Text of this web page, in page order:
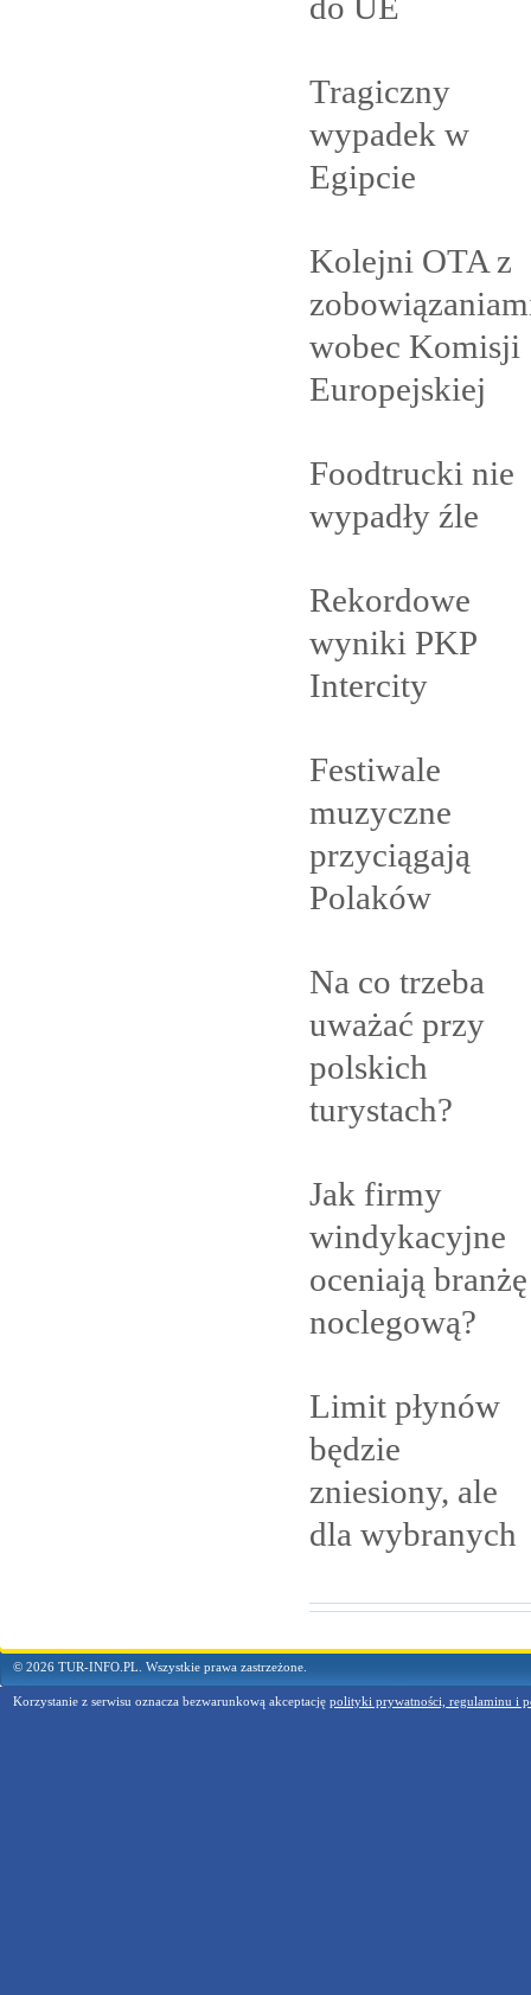
Tragiczny
wypadek w
Egipcie
Kolejni OTA z
wobec Komisji
Europejskiej
Foodtrucki nie
wypadły źle
Rekordowe
wyniki PKP
Intercity
Festiwale
muzyczne
przyciągają
Polaków
Na co trzeba
uważać przy
polskich
turystach?
Jak firmy
windykacyjne
oceniają branżę
noclegową?
Limit płynów
będzie
zniesiony, ale
dla wybranych
© 2026 TUR-INFO.PL. Wszystkie prawa zastrzeżone.
Korzystanie z serwisu oznacza bezwarunkową akceptację polityki prywatności, regulaminu i